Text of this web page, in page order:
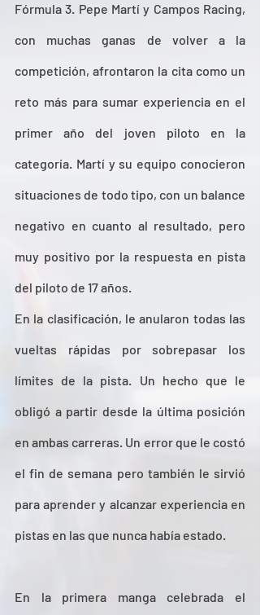
Fórmula 3. Pepe Martí y Campos Racing,
con muchas ganas de volver a la
competición, afrontaron la cita como un
reto más para sumar experiencia en el
primer año del joven piloto en la
categoría. Martí y su equipo conocieron
situaciones de todo tipo, con un balance
negativo en cuanto al resultado, pero
muy positivo por la respuesta en pista
del piloto de 17 años.
En la clasificación, le anularon todas las
vueltas rápidas por sobrepasar los
límites de la pista. Un hecho que le
obligó a partir desde la última posición
en ambas carreras. Un error que le costó
el fin de semana pero también le sirvió
para aprender y alcanzar experiencia en
pistas en las que nunca había estado.
En la primera manga celebrada el